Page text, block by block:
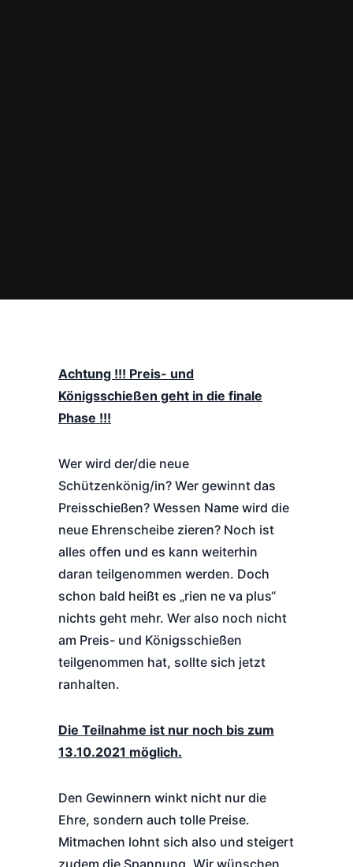
Achtung !!! Preis- und
Königsschießen geht in die finale
Phase !!!
Wer wird der/die neue
Schützenkönig/in? Wer gewinnt das
Preisschießen? Wessen Name wird die
neue Ehrenscheibe zieren? Noch ist
alles offen und es kann weiterhin
daran teilgenommen werden. Doch
schon bald heißt es „rien ne va plus“
nichts geht mehr. Wer also noch nicht
am Preis- und Königsschießen
teilgenommen hat, sollte sich jetzt
ranhalten.
Die Teilnahme ist nur noch bis zum
13.10.2021 möglich.
Den Gewinnern winkt nicht nur die
Ehre, sondern auch tolle Preise.
Mitmachen lohnt sich also und steigert
zudem die Spannung. Wir wünschen